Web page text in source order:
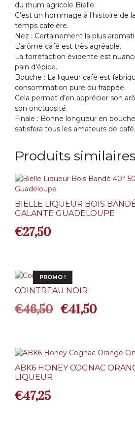
du rhum agricole Bielle.
C’est un hommage à l’histoire de
temps caféière.
Nez : Certainement la plus
L’arôme café est très agréable.
La torréfaction évidente est
pain d’épice.
Bouche : La liqueur café est
consommation pure ou frappée.
Cela permet d’en apprécier son
son onctuosité.
Finale : Bonne longueur en
satisfera tous les amateurs de café.
Produits similaires
BIELLE LIQUEUR BOIS
GALANTE GUADELOUPE
€27,50
PROMO !
COINTREAU NOIR
€46,50 Le
était :
€41,50Le
est :
ABK6 HONEY COGNAC
LIQUEUR
€47,25